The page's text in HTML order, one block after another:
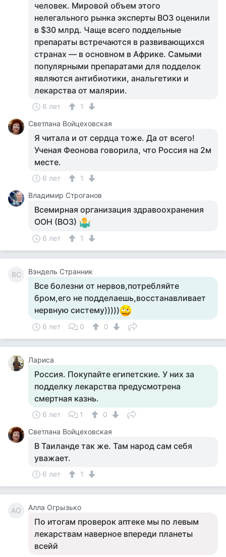
человек. Мировой объем этого
нелегального рынка эксперты ВОЗ оценили
в $30 млрд. Чаще всего поддельные
препараты встречаются в развивающихся
странах — в основном в Африке. Самыми
популярными препаратами для подделок
являются антибиотики, анальгетики и
лекарства от малярии.
6 лет
1
Светлана Войцеховская
Я читала и от сердца тоже. Да от всего!
Ученая Феонова говорила, что Россия на 2м
месте.
6 лет
1
Владимир Строганов
Всемирная организация здравоохранения
ООН (ВОЗ)
6 лет 1
ВС Вэндель Странник
Все болезни от нервов,потребляйте
бром,его не подделаешь,восстанавливает
нервную систему)))))
6 лет 0 0
Лариса
Россия. Покупайте египетские. У них за
подделку лекарства предусмотрена
смертная казнь.
6 лет 1
0
Светлана Войцеховская
В Таиланде так же. Там народ сам себя
уважает.
6 лет 1
АО Алла Огрызько
По итогам проверок аптеке мы по левым
лекарствам наверное впереди планеты
всейй